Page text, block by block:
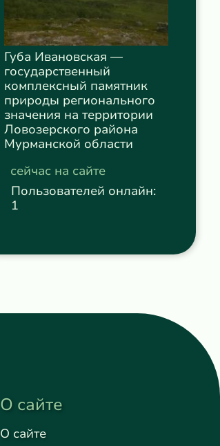
Губа Ивановская —
государственный
комплексный памятник
природы регионального
значения на территории
Ловозерского района
Мурманской области
сейчас на сайте
Пользователей онлайн:
1
О сайте
О сайте